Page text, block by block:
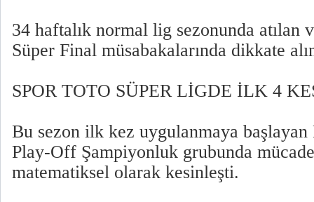
34 haftalık normal lig sezonunda atılan
Süper Final müsabakalarında dikkate
SPOR TOTO SÜPER LİGDE İLK 4
Bu sezon ilk kez uygulanmaya
Play-Off Şampiyonluk grubunda
matematiksel olarak kesinleşti.